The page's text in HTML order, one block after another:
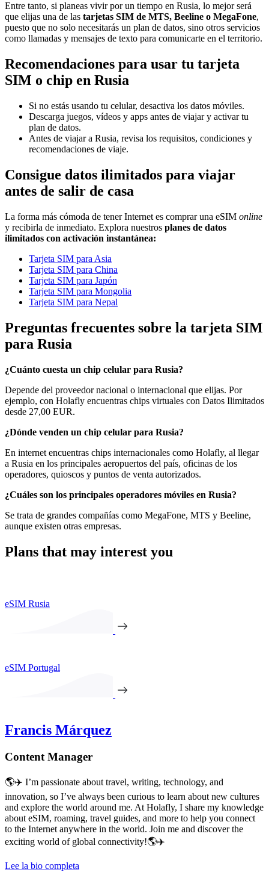
Entre tanto, si planeas vivir por un tiempo en Rusia, lo mejor será
que elijas una de las tarjetas SIM de MTS, Beeline o MegaFone,
puesto que no solo necesitarás un plan de datos, sino otros servicios
como llamadas y mensajes de texto para comunicarte en el territorio.
Recomendaciones para usar tu tarjeta
SIM o chip en Rusia
Si no estás usando tu celular, desactiva los datos móviles.
Descarga juegos, vídeos y apps antes de viajar y activar tu
plan de datos.
Antes de viajar a Rusia, revisa los requisitos, condiciones y
recomendaciones de viaje.
Consigue datos ilimitados para viajar
antes de salir de casa
La forma más cómoda de tener Internet es comprar una eSIM online
y recibirla de inmediato. Explora nuestros planes de datos
ilimitados con activación instantánea:
Tarjeta SIM para Asia
Tarjeta SIM para China
Tarjeta SIM para Japón
Tarjeta SIM para Mongolia
Tarjeta SIM para Nepal
Preguntas frecuentes sobre la tarjeta SIM
para Rusia
¿Cuánto cuesta un chip celular para Rusia?
Depende del proveedor nacional o internacional que elijas. Por
ejemplo, con Holafly encuentras chips virtuales con Datos Ilimitados
desde 27,00 EUR.
¿Dónde venden un chip celular para Rusia?
En internet encuentras chips internacionales como Holafly, al llegar
a Rusia en los principales aeropuertos del país, oficinas de los
operadores, quioscos y puntos de venta autorizados.
¿Cuáles son los principales operadores móviles en Rusia?
Se trata de grandes compañías como MegaFone, MTS y Beeline,
aunque existen otras empresas.
Plans that may interest you
eSIM Rusia
eSIM Portugal
Francis Márquez
Content Manager
🌎✈️ I’m passionate about travel, writing, technology, and
innovation, so I’ve always been curious to learn about new cultures
and explore the world around me. At Holafly, I share my knowledge
about eSIM, roaming, travel guides, and more to help you connect
to the Internet anywhere in the world. Join me and discover the
exciting world of global connectivity!🌎✈️
Lee la bio completa